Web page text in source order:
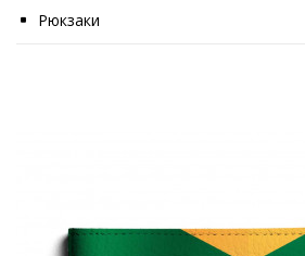
Рюкзаки